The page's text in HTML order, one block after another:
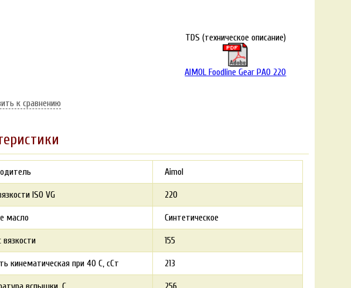
TDS (техническое описание)
AIMOL Foodline Gear PAO 220
к сравнению
Aimol
ISO VG 220
масло Синтетическое
вязкости 155
кинематическая при 40 С, сСт 213